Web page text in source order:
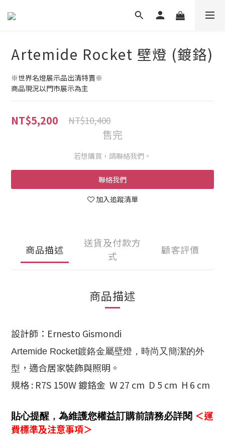
Artemide Rocket 壁燈 (鍍鉻)
※世界名燈展示品出清特賣※
商品現況以門市展示為主
NT$5,200 NT$10,400
售完
若想購買，請聯絡我們。
聯絡我們
加入追蹤清單
商品描述
送貨及付款方
式
顧客評價
商品描述
設計師： Ernesto Gismondi
Artemide Rocket鍍鉻金屬壁燈，時尚又簡潔的外
型 ，適合居家裝飾與照明。
規格 : R7S 150W 鍍鉻金 W 27 cm D 5 cm H 6 cm
貼心提醒 ， 為維護您權益訂購前請務必詳閱 ＜運
費標準及注意事項＞